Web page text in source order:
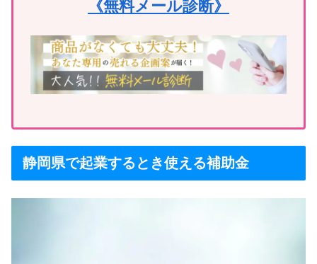
《無料メール診断》
静岡県で起業するとき使える補助金